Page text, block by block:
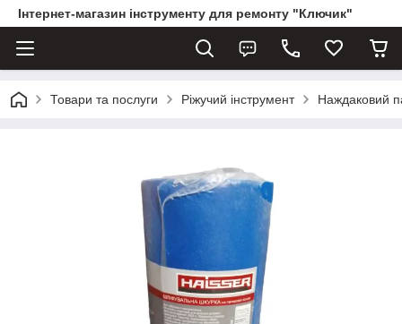
Інтернет-магазин інструменту для ремонту "Ключик"
Товари та послуги Ріжучий інструмент Наждаковий